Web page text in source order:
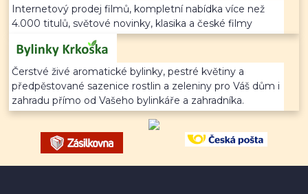
Internetový prodej filmů, kompletní nabídka více než
4.000 titulů, světové novinky, klasika a české filmy
Čerstvé živé aromatické bylinky, pestré květiny a
předpěstované sazenice rostlin a zeleniny pro Váš dům i
zahradu přímo od Vašeho bylinkáře a zahradníka.